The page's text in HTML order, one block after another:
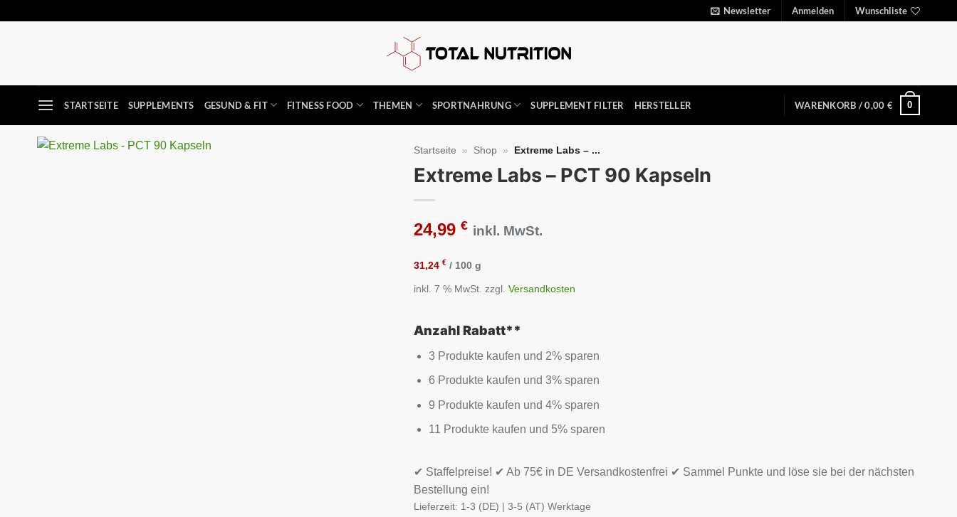
Newsletter Anmelden Wunschliste
STARTSEITE SUPPLEMENTS GESUND & FIT FITNESS FOOD THEMEN SPORTNAHRUNG SUPPLEMENT FILTER HERSTELLER WARENKORB /0,00 € 0
Startseite » Shop » Extreme Labs – ...
Extreme Labs – PCT 90 Kapseln
24,99€ inkl. MwSt.
31,24€ / 100 g
inkl. 7 % MwSt. zzgl.Versandkosten
Anzahl Rabatt**
3 Produkte kaufen und 2% sparen
6 Produkte kaufen und 3% sparen
9 Produkte kaufen und 4% sparen
11 Produkte kaufen und 5% sparen
✔ Staffelpreise! ✔ Ab 75€ in DE Versandkostenfrei ✔ Sammel Punkte und löse sie bei der nächsten
Bestellung ein!
Lieferzeit: 1-3 (DE) | 3-5 (AT) Werktage